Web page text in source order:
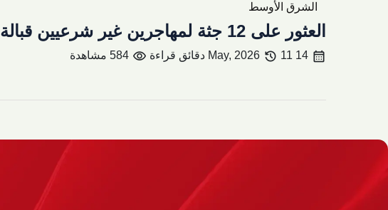
الشرق الأوسط
العثور على 12 جثة لمهاجرين غير شرعيين قبالة سواحل شمال مصر
calendar_month
14 May, 2026
history 11 دقائق قراءة visibility 584 مشاهدة